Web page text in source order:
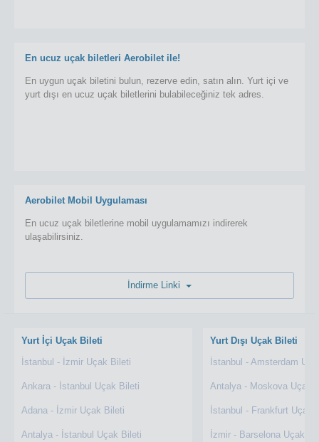
En ucuz uçak biletleri Aerobilet ile!
En uygun uçak biletini bulun, rezerve edin, satın alın. Yurt içi ve
yurt dışı en ucuz uçak biletlerini bulabileceğiniz tek adres.
Aerobilet Mobil Uygulaması
En ucuz uçak biletlerine mobil uygulamamızı indirerek
ulaşabilirsiniz.
Yurt İçi Uçak Bileti
İstanbul - İzmir Uçak Bileti
Ankara - İstanbul Uçak Bileti
Adana - İzmir Uçak Bileti
Antalya - İstanbul Uçak Bileti
Yurt Dışı Uçak Bileti
İstanbul - Amsterdam
Antalya - Moskova Uçak
İstanbul - Frankfurt Uçak
İzmir - Barselona Uçak